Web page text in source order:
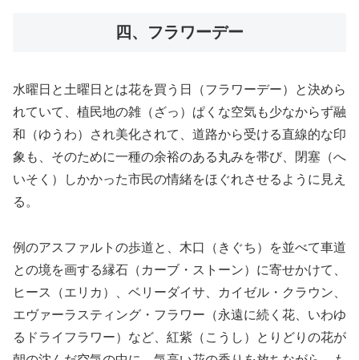
四、フラワーデー
水曜日と土曜日とは花を買う日（フラワーデー）と決めら
れていて、植民地の雑（ざっ）ぱくな空気も少なからず融
和（ゆうわ）され美化されて、道路から受ける直線的な印
象も、そのために一種の余裕のある丸みを帯び、閉塞（へ
いそく）しかかった市民の情緒をほぐれさせるように見え
る。
例のアスファルトの歩道と、木口（きぐち）を並べて車道
との境を画する縁石（カーブ・ストーン）に寄せかけて、
ヒース（エリカ）、ベリーダイサ、カイゼル・クラウン、
エヴァーラスティング・フラワー（永遠に続く花、いわゆ
るドライフラワー）など、紅紫（こうし）とりどりの花が